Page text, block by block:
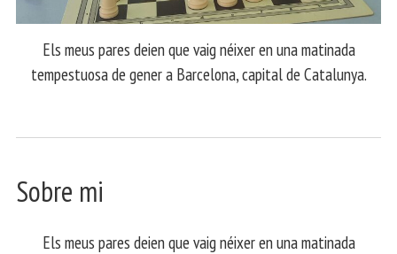
Els meus pares deien que vaig néixer en una matinada
tempestuosa de gener a Barcelona, capital de Catalunya.
Sobre mi
Els meus pares deien que vaig néixer en una matinada